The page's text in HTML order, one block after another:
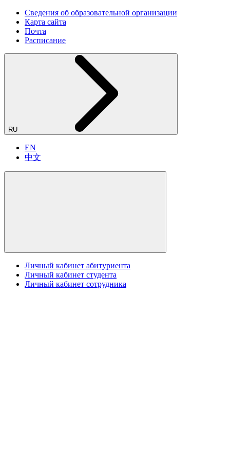
Сведения об образовательной организации
Карта сайта
Почта
Расписание
RU
EN
中文
Личный кабинет абитуриента
Личный кабинет студента
Личный кабинет сотрудника